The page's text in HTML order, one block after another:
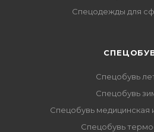
Спецодежды для
Спецобувь
Спецобувь
Спецобувь медицинская
Спецобувь